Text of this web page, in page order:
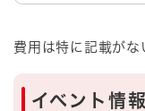
費用は特に記載がな
イベント情